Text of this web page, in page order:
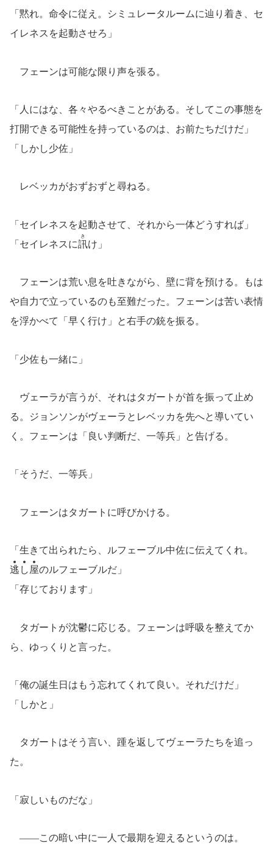
「黙れ。命令に従え。シミュレータルームに辿り着き、セ
イレネスを起動させろ」
フェーンは可能な限り声を張る。
「人にはな、各々やるべきことがある。そしてこの事態を
打開できる可能性を持っているのは、お前たちだけだ」
「しかし少佐」
レベッカがおずおずと尋ねる。
「セイレネスを起動させて、それから一体どうすれば」
「セイレネスに訊
き
け」
フェーンは荒い息を吐きながら、壁に背を預ける。もは
や自力で立っているのも至難だった。フェーンは苦い表情
を浮かべて「早く行け」と右手の銃を振る。
「少佐も一緒に」
ヴェーラが言うが、それはタガートが首を振って止め
る。ジョンソンがヴェーラとレベッカを先へと導いてい
く。フェーンは「良い判断だ、一等兵」と告げる。
「そうだ、一等兵」
フェーンはタガートに呼びかける。
「生きて出られたら、ルフェーブル中佐に伝えてくれ。
逃 し 屋のルフェーブルだ」
「存じております」
タガートが沈鬱に応じる。フェーンは呼吸を整えてか
ら、ゆっくりと言った。
「俺の誕生日はもう忘れてくれて良い。それだけだ」
「しかと」
タガートはそう言い、踵を返してヴェーラたちを追っ
た。
「寂しいものだな」
――この暗い中に一人で最期を迎えるというのは。